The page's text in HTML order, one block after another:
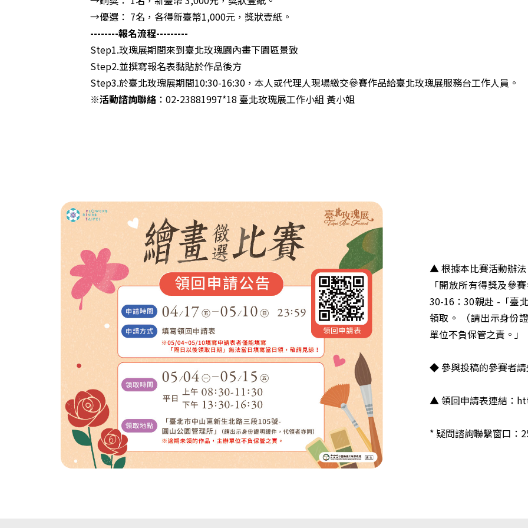
→優選： 7名，各得新臺幣1,000元，獎狀壹紙。
--------報名流程---------
Step1.玫瑰展期間來到臺北玫瑰園內畫下園區景致
Step2.並撰寫報名表黏貼於作品後方
Step3.於臺北玫瑰展期間10:30-16:30，本人或代理人現場繳交參賽作品給臺北玫瑰展服務台工作人員。
※活動諮詢聯絡 ：02-23881997*18 臺北玫瑰展工作小組 黃小姐
▲ 根據本比賽活動辦法
「開放所有得獎及參
30-16：30親赴 -「臺
領取。 （請出示身份
單位不負保管之責。」
◆ 參與投稿的參賽者請
▲ 領回申請表連結：
* 疑問諮詢聯繫窗口：